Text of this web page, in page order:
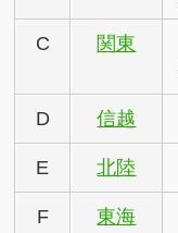
C 関東
D 信越
E 北陸
F 東海